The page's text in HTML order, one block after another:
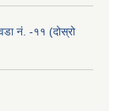
नं. -११ (दोस्रो